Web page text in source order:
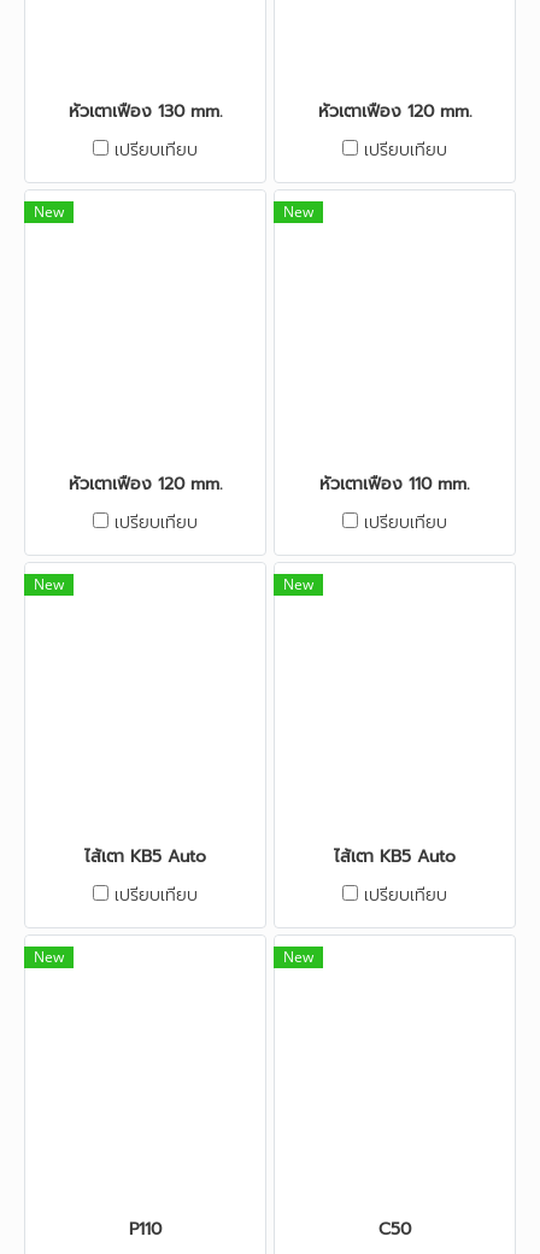
หัวเตาเฟือง 130 mm.
เปรียบเทียบ
หัวเตาเฟือง 120 mm.
เปรียบเทียบ
New
หัวเตาเฟือง 120 mm.
เปรียบเทียบ
New
หัวเตาเฟือง 110 mm.
เปรียบเทียบ
New
ไส้เตา KB5 Auto
เปรียบเทียบ
New
ไส้เตา KB5 Auto
เปรียบเทียบ
New
P110
New
C50